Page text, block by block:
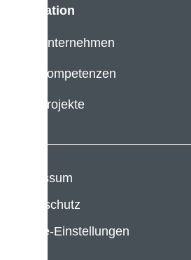
Navigation
Unternehmen
Kompetenzen
Projekte
Impressum
Datenschutz
Cookie-Einstellungen